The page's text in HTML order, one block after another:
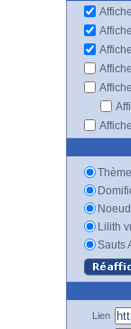
Lilith
Sauts
Lien